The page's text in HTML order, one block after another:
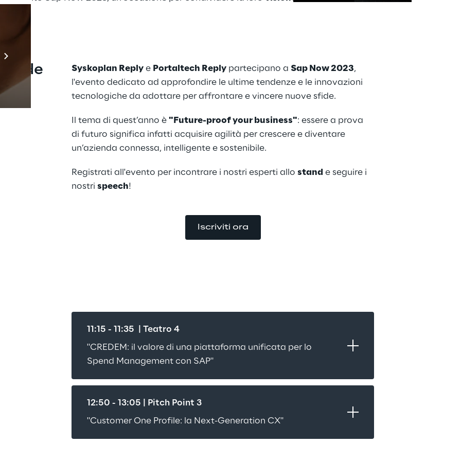
sfide
Syskoplan Reply e Portaltech Reply partecipano a Sap Now 2023,
l'evento dedicato ad approfondire le ultime tendenze e le innovazioni
tecnologiche da adottare per affrontare e vincere nuove sfide.
Il tema di quest’anno è "Future-proof your business": essere a prova
di futuro significa infatti acquisire agilità per crescere e diventare
un’azienda connessa, intelligente e sostenibile.
Registrati all'evento per incontrare i nostri esperti allo stand e seguire i
nostri speech!
Iscriviti ora
11:15 - 11:35  | Teatro 4
"CREDEM: il valore di una piattaforma unificata per lo
Spend Management con SAP"
12:50 - 13:05 | Pitch Point 3
"Customer One Profile: la Next-Generation CX"